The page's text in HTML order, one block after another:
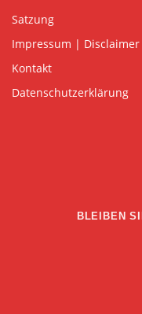
Satzung
Impressum | Disclaimer
Kontakt
Datenschutzerklärung
BLEIBEN